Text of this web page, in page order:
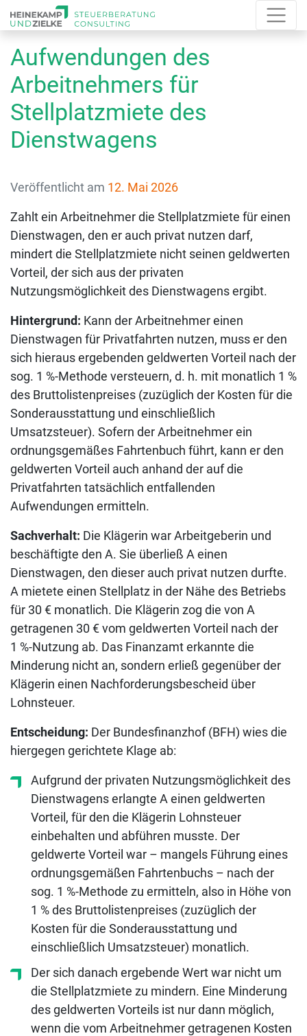
Aufwendungen des
Arbeitnehmers für
Stellplatzmiete des
Dienstwagens
Veröffentlicht am 12. Mai 2026
Zahlt ein Arbeitnehmer die Stellplatzmiete für einen
Dienstwagen, den er auch privat nutzen darf,
mindert die Stellplatzmiete nicht seinen geldwerten
Vorteil, der sich aus der privaten
Nutzungsmöglichkeit des Dienstwagens ergibt.
Hintergrund: Kann der Arbeitnehmer einen
Dienstwagen für Privatfahrten nutzen, muss er den
sich hieraus ergebenden geldwerten Vorteil nach der
sog. 1 %-Methode versteuern, d. h. mit monatlich 1 %
des Bruttolistenpreises (zuzüglich der Kosten für die
Sonderausstattung und einschließlich
Umsatzsteuer). Sofern der Arbeitnehmer ein
ordnungsgemäßes Fahrtenbuch führt, kann er den
geldwerten Vorteil auch anhand der auf die
Privatfahrten tatsächlich entfallenden
Aufwendungen ermitteln.
Sachverhalt: Die Klägerin war Arbeitgeberin und
beschäftigte den A. Sie überließ A einen
Dienstwagen, den dieser auch privat nutzen durfte.
A mietete einen Stellplatz in der Nähe des Betriebs
für 30 € monatlich. Die Klägerin zog die von A
getragenen 30 € vom geldwerten Vorteil nach der
1 %-Nutzung ab. Das Finanzamt erkannte die
Minderung nicht an, sondern erließ gegenüber der
Klägerin einen Nachforderungsbescheid über
Lohnsteuer.
Entscheidung: Der Bundesfinanzhof (BFH) wies die
hiergegen gerichtete Klage ab:
Aufgrund der privaten Nutzungsmöglichkeit des
Dienstwagens erlangte A einen geldwerten
Vorteil, für den die Klägerin Lohnsteuer
einbehalten und abführen musste. Der
geldwerte Vorteil war – mangels Führung eines
ordnungsgemäßen Fahrtenbuchs – nach der
sog. 1 %-Methode zu ermitteln, also in Höhe von
1 % des Bruttolistenpreises (zuzüglich der
Kosten für die Sonderausstattung und
einschließlich Umsatzsteuer) monatlich.
Der sich danach ergebende Wert war nicht um
die Stellplatzmiete zu mindern. Eine Minderung
des geldwerten Vorteils ist nur dann möglich,
wenn die vom Arbeitnehmer getragenen Kosten